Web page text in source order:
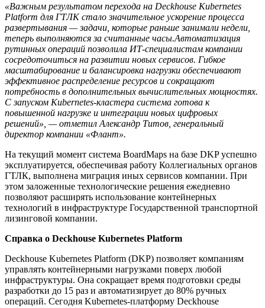
«Важным результатом перехода на Deckhouse Kubernetes
Platform для ГТЛК стало значительное ускорение процесса
развертывания — задачи, которые раньше занимали недели,
теперь выполняются за считанные часы.Автоматизация
рутинных операций позволила ИТ-специалистам компании
сосредоточиться на развитии новых сервисов. Гибкое
масштабирование и балансировка нагрузки обеспечивают
эффективное распределение ресурсов и сокращают
потребность в дополнительных вычислительных мощностях.
С запуском Kubernetes-кластера система готова к
повышенной нагрузке и интеграции новых цифровых
решений», — отметил Александр Титов, генеральный
директор компании «Флант».
На текущий момент система BoardMaps на базе DKP успешно
эксплуатируется, обеспечивая работу Коллегиальных органов
ГТЛК, выполнена миграция иных сервисов компании. При
этом заложенные технологические решения ежедневно
позволяют расширять использование контейнерных
технологий в инфраструктуре Государственной транспортной
лизинговой компании.
Справка о Deckhouse Kubernetes Platform
Deckhouse Kubernetes Platform (DKP) позволяет компаниям
управлять контейнерными нагрузками поверх любой
инфраструктуры. Она сокращает время подготовки среды
разработки до 15 раз и автоматизирует до 80% ручных
операций. Сегодня Kubernetes-платформу Deckhouse